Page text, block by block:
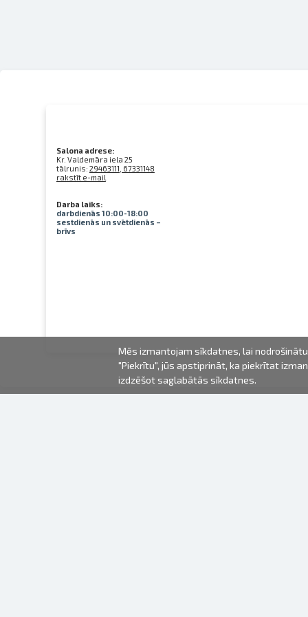
Salona adrese:
Kr. Valdemāra iela 25
tālrunis: 29463111, 67331148
rakstīt e-mail
Darba laiks:
darbdienās 10:00-18:00
sestdienās un svētdienās –
brīvs
Mēs izmantojam sīkdatnes, lai
"Piekrītu", jūs apstiprināt, ka piekrītat
izdzēšot saglabātās sīkdatnes.